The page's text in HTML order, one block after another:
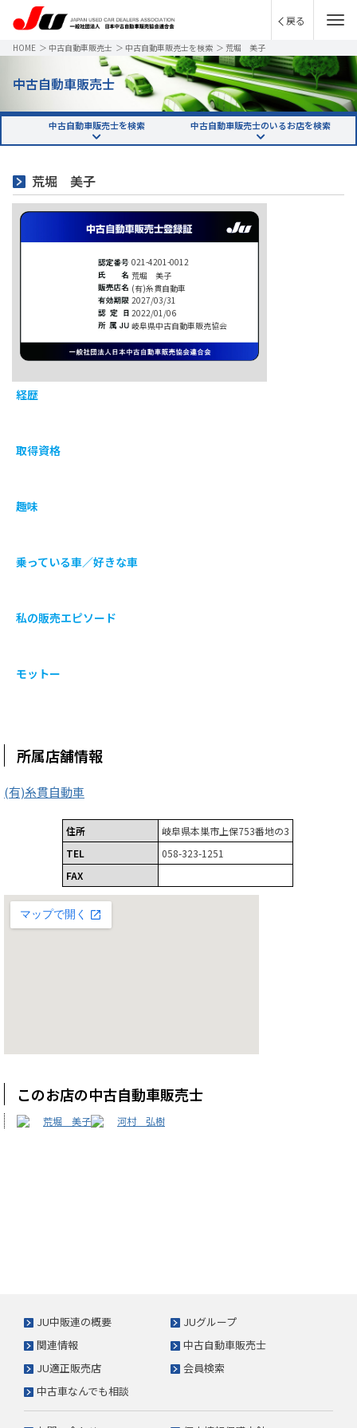
戻る
HOME ＞ 中古自動車販売士 ＞ 中古自動車販売士を検索 ＞ 荒堀 美子
中古自動車販売士
中古自動車販売士を検索 中古自動車販売士のいるお店を検索
荒堀 美子
021-4201-0012
荒堀 美子
(有)糸貫自動車
2027/03/31
2022/01/06
岐阜県中古自動車販売協会
経歴
取得資格
趣味
乗っている車／好きな車
私の販売エピソード
モットー
所属店舗情報
(有)糸貫自動車
住所
岐阜県本巣市上保753番地の3
TEL
058-323-1251
FAX
このお店の中古自動車販売士
荒堀 美子 河村 弘樹
JU中販連の概要
JUグループ
関連情報
中古自動車販売士
JU適正販売店
会員検索
中古車なんでも相談